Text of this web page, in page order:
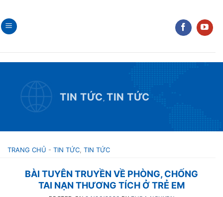
to
content
TIN TỨC , TIN TỨC
TRANG CHỦ - TIN TỨC TIN TỨC
BÀI TUYÊN TRUYỀN VỀ PHÒNG, CHỐNG
TAI NẠN THƯƠNG TÍCH Ở TRẺ EM